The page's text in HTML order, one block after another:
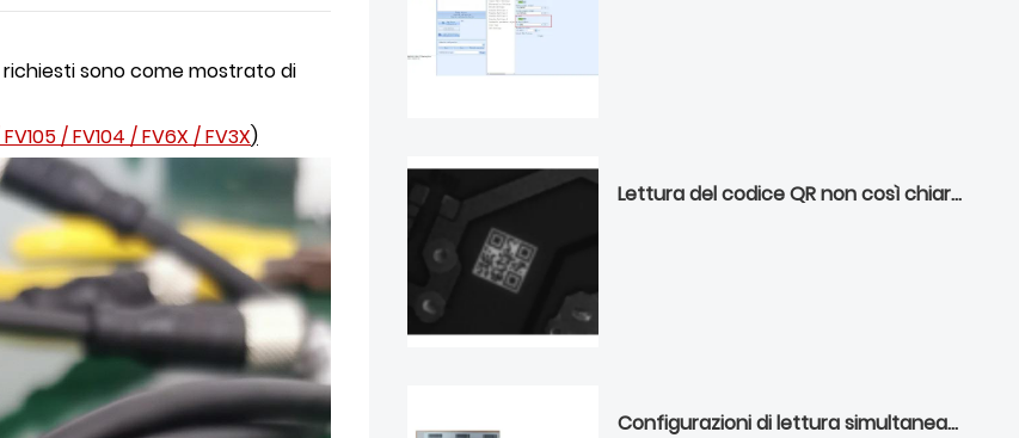
sono come mostrato di
FV105/FV104 /FV6X /FV3X)
Lettura del codice QR non così chiara per la produzione di serbatoi
Configurazioni di lettura simultanea di più codici a barre di scatole su nastro trasportatore